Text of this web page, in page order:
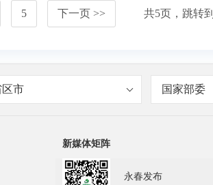
5 下一页 >> 共5页，跳转
市 国家部委
新媒体矩阵
永春发布